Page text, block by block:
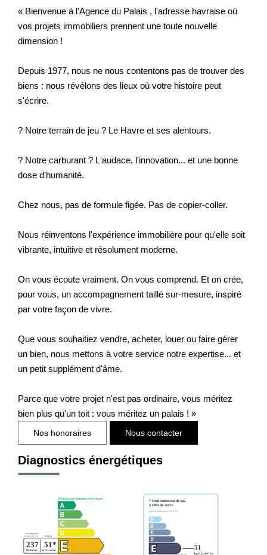
« Bienvenue à l'Agence du Palais , l'adresse havraise où
vos projets immobiliers prennent une toute nouvelle
dimension !
Depuis 1977, nous ne nous contentons pas de trouver des
biens : nous révélons des lieux où votre histoire peut
s'écrire.
? Notre terrain de jeu ? Le Havre et ses alentours.
? Notre carburant ? L'audace, l'innovation... et une bonne
dose d'humanité.
Chez nous, pas de formule figée. Pas de copier-coller.
Nous réinventons l'expérience immobilière pour qu'elle soit
vibrante, intuitive et résolument moderne.
On vous écoute vraiment. On vous comprend. Et on crée,
pour vous, un accompagnement taillé sur-mesure, inspiré
par votre façon de vivre.
Que vous souhaitiez vendre, acheter, louer ou faire gérer
un bien, nous mettons à votre service notre expertise... et
un petit supplément d'âme.
Parce que votre projet n'est pas ordinaire, vous méritez
bien plus qu'un toit : vous méritez un palais ! »
Nos honoraires Nous contacter
Diagnostics énergétiques